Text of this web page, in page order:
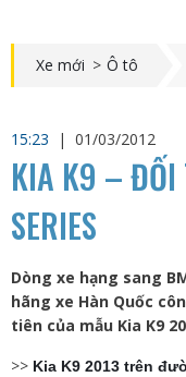
Xe mới > Ô tô
15:23
| 01/03/2012
KIA K9 – ĐỐI
SERIES
Dòng xe hạng sang
hãng xe Hàn Quốc
tiên của mẫu Kia K9
>> Kia K9 2013 trên